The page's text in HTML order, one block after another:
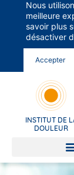
INSTITUT DE
DOULEUR
Nous
meilleure
savoir plus
désactiver
Accepter